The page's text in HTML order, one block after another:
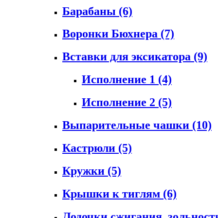
Барабаны (6)
Воронки Бюхнера (7)
Вставки для эксикатора (9)
Исполнение 1 (4)
Исполнение 2 (5)
Выпарительные чашки (10)
Кастрюли (5)
Кружки (5)
Крышки к тиглям (6)